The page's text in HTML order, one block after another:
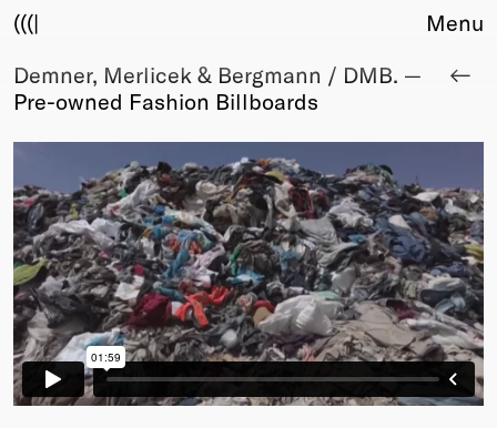
(((|
About
Club
Fair Work
TBD
Events
Upcoming
Past
Membership
Info
Menu
Demner, Merlicek & Bergmann / DMB. —
Pre-owned Fashion Billboards